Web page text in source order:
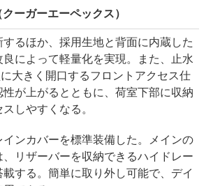
ーガーエーペックス）
るほか、採用生地と背面に内蔵した
によって軽量化を実現。また、止水
大きく開口するフロントアクセス仕
が上がるとともに、荷室下部に収納
しやすくなる。
ンカバーを標準装備した。メインの
リザーバーを収納できるハイドレー
する。簡単に取り外し可能で、デイ